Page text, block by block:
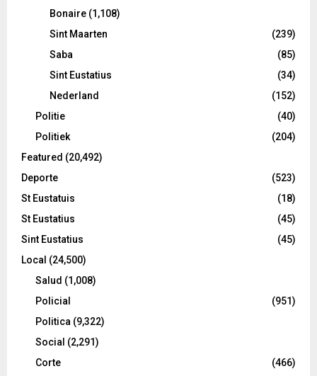
Bonaire (1,108)
Sint Maarten
(239)
Saba
(85)
Sint Eustatius
(34)
Nederland
(152)
Politie
(40)
Politiek
(204)
Featured (20,492)
Deporte
(523)
St Eustatuis
(18)
St Eustatius
(45)
Sint Eustatius
(45)
Local (24,500)
Salud (1,008)
Policial
(951)
Politica (9,322)
Social (2,291)
Corte
(466)